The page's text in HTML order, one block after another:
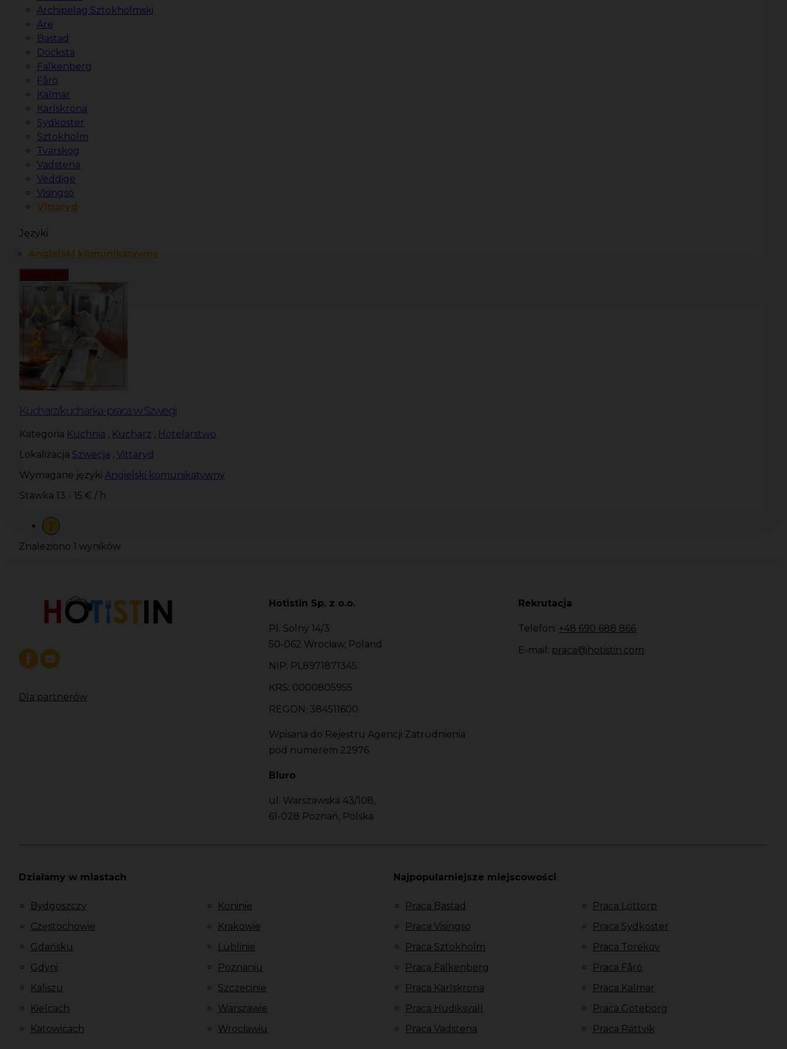
Archipelag Sztokholmski
Are
Bastad
Docksta
Falkenberg
Fårö
Kalmar
Karlskrona
Sydkoster
Sztokholm
Tvärskog
Vadstena
Veddige
Visingsö
Vittaryd
Języki
Angielski komunikatywny
Zamknij filtr
Kucharz/kucharka-praca w Szwecji
Kategoria Kuchnia , Kucharz , Hotelarstwo
Lokalizacja Szwecja , Vittaryd
Wymagane języki Angielski komunikatywny
Stawka 13 - 15 € / h
1
Znaleziono 1 wyników
Dla partnerów
Hotistin Sp. z o.o.
Pl. Solny 14/3
50-062 Wrocław, Poland
NIP: PL8971871345
KRS: 0000805955
REGON: 384511600
Wpisana do Rejestru Agencji Zatrudnienia
pod numerem 22976
Biuro
ul. Warszawska 43/108,
61-028 Poznań, Polska
Rekrutacja
Telefon: +48 690 688 866
E-mail: praca@hotistin.com
Działamy w miastach
Bydgoszczy
Częstochowie
Gdańsku
Gdyni
Kaliszu
Kielcach
Katowicach
Koninie
Krakowie
Lublinie
Poznaniu
Szczecinie
Warszawie
Wrocławiu
Najpopularniejsze miejscowości
Praca Bastad
Praca Visingsö
Praca Sztokholm
Praca Falkenberg
Praca Karlskrona
Praca Hudiksvall
Praca Vadstena
Praca Löttorp
Praca Sydkoster
Praca Torekov
Praca Fårö
Praca Kalmar
Praca Göteborg
Praca Rättvik